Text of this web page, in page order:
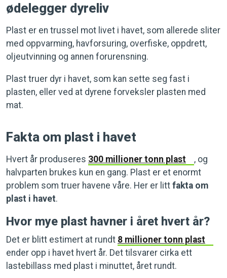
ødelegger dyreliv
Plast er en trussel mot livet i havet, som allerede sliter
med oppvarming, havforsuring, overfiske, oppdrett,
oljeutvinning og annen forurensning.
Plast truer dyr i havet, som kan sette seg fast i
plasten, eller ved at dyrene forveksler plasten med
mat.
Fakta om plast i havet
Hvert år produseres 300 millioner tonn plast
, og
halvparten brukes kun en gang. Plast er et enormt
problem som truer havene våre. Her er litt fakta om
plast i havet.
Hvor mye plast havner i året hvert år?
Det er blitt estimert at rundt 8 millioner tonn plast
ender opp i havet hvert år. Det tilsvarer cirka ett
lastebillass med plast i minuttet, året rundt.